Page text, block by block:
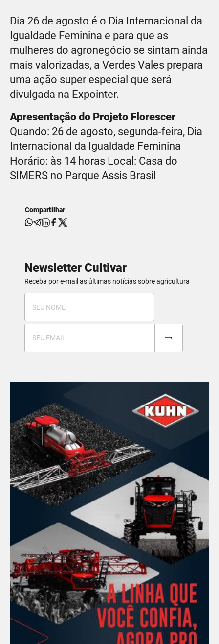
Dia 26 de agosto é o Dia Internacional da
Igualdade Feminina e para que as
mulheres do agronegócio se sintam ainda
mais valorizadas, a Verdes Vales prepara
uma ação super especial que será
divulgada na Expointer.
Apresentação do Projeto Florescer
Quando: 26 de agosto, segunda-feira, Dia
Internacional da Igualdade Feminina
Horário: às 14 horas Local: Casa do
SIMERS no Parque Assis Brasil
Compartilhar
Newsletter Cultivar
Receba por e-mail as últimas notícias sobre agricultura